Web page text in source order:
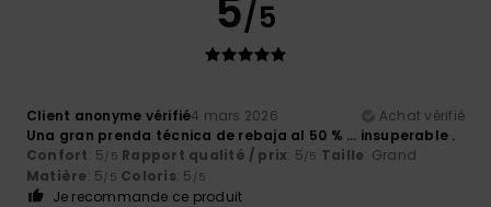
5/5
Client anonyme vérifié4 mars 2026
Achat vérifié
Una gran prenda técnica de rebaja al 50 % … insuperable .
Confort: 5/5 Rapport qualité / prix: 5/5 Taille: Grand
Matière: 5/5 Coloris: 5 /5
Je recommande ce produit